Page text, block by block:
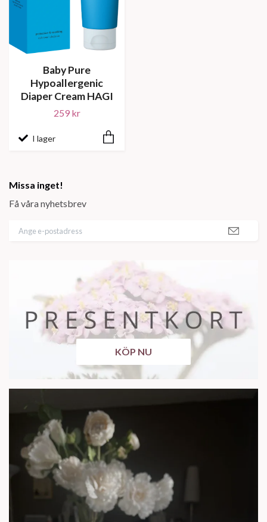
Missa inget!
Få våra nyhetsbrev
KÖP NU
Baby Pure
Hypoallergenic
Diaper Cream HAGI
259 kr
I lager